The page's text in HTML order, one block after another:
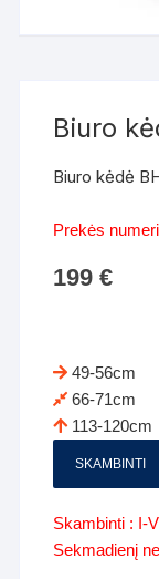
Biuro
Biuro kėdė
Prekės
199€
49-56cm
66-71cm
113-120cm
SKAMBINTI
Skambinti : I-
Sekmadienį